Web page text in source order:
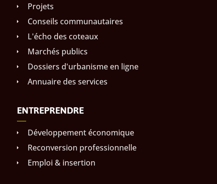
Projets
Conseils communautaires
L'écho des coteaux
Marchés publics
Dossiers d'urbanisme en ligne
Annuaire des services
ENTREPRENDRE
Développement économique
Reconversion professionnelle
Emploi & insertion